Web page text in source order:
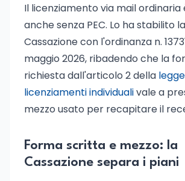
Il licenziamento via mail ordinaria
anche senza PEC. Lo ha stabilito
Cassazione con l'ordinanza n.
maggio 2026, ribadendo che la
richiesta dall'articolo 2 della
licenziamenti individualivale a
mezzo usato per recapitare il
Forma scritta e mezzo: la
Cassazione separa i piani